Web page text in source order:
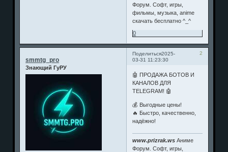
Форум. Софт, игры,
фильмы, музыка, anime
скачать бесплатно ^_^
0
Поделиться 2
2025-
03-31 11:23:30
smmtg_pro
Знающий ГуРУ
🤖 ПРОДАЖА БОТОВ И
КАНАЛОВ ДЛЯ
TELEGRAM! 🤖
💰 Выгодные цены!
🔥 Быстро, качественно,
надёжно!
www.prizrak.ws Аниме
Форум. Софт, игры,